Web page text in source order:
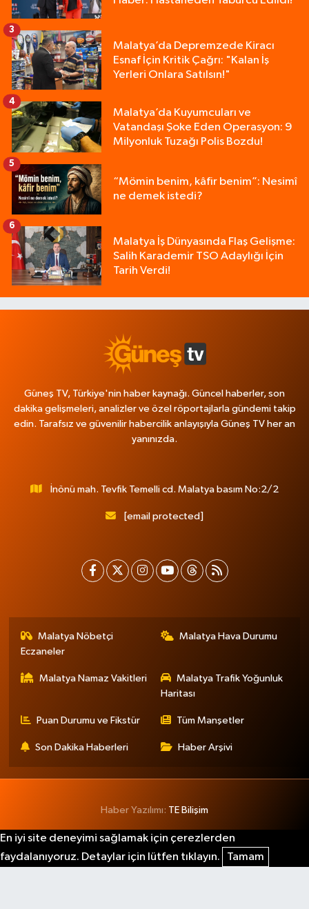
Malatya’da Depremzede Kiracı
Esnaf İçin Kritik Çağrı: "Kalan İş
Yerleri Onlara Satılsın!"
3
Malatya’da Kuyumcuları ve
Vatandaşı Şoke Eden Operasyon: 9
Milyonluk Tuzağı Polis Bozdu!
4
“Mömin benim, kâfir benim”: Nesimî
ne demek istedi?
5
Malatya İş Dünyasında Flaş Gelişme:
Salih Karademir TSO Adaylığı İçin
Tarih Verdi!
6
Güneş TV, Türkiye'nin haber kaynağı. Güncel haberler, son
dakika gelişmeleri, analizler ve özel röportajlarla gündemi takip
edin. Tarafsız ve güvenilir habercilik anlayışıyla Güneş TV her an
yanınızda.
İnönü mah. Tevfik Temelli cd. Malatya basım No:2/2
[email protected]
Malatya Nöbetçi
Eczaneler
Malatya Hava Durumu
Malatya Namaz Vakitleri
Malatya Trafik Yoğunluk
Haritası
Puan Durumu ve Fikstür Tüm Manşetler
Son Dakika Haberleri Haber Arşivi
Haber Yazılımı: TE Bilişim
En iyi site deneyimi sağlamak için çerezlerden
faydalanıyoruz. Detaylar için lütfen tıklayın.
Tamam